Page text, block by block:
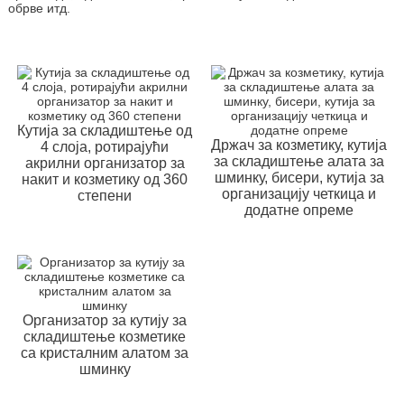
обрве итд.
Кутија за складиштење од
4 слоја, ротирајући
акрилни организатор за
накит и козметику од 360
степени
Држач за козметику, кутија
за складиштење алата за
шминку, бисери, кутија за
организацију четкица и
додатне опреме
Организатор за кутију за
складиштење козметике
са кристалним алатом за
шминку